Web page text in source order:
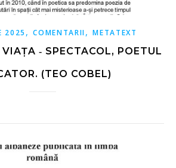
2025 ,COMENTARII,METATEXT
‑ SPECTACOL, POETUL
(TEO COBEL)